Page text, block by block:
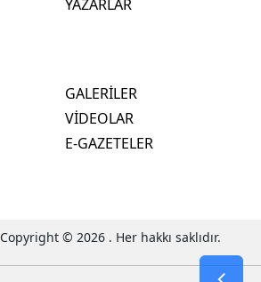
YAZARLAR
GALERİLER
VİDEOLAR
E-GAZETELER
Copyright © 2026 . Her hakkı saklıdır.